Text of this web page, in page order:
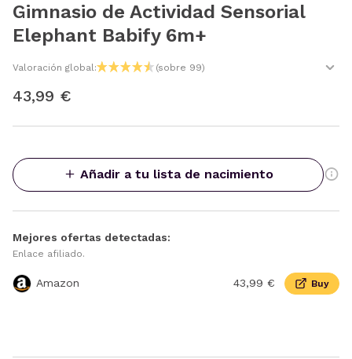
Gimnasio de Actividad Sensorial
Elephant Babify 6m+
Valoración global: (sobre 99)
43,99 €
Añadir a tu lista de nacimiento
Mejores ofertas detectadas:
Enlace afiliado.
Amazon 43,99 € Buy